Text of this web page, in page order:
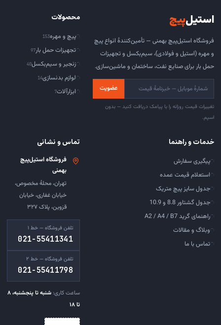
استیل‌پیچ
فروشگاه استیل‌پیچ بهمنی — تأمین‌کنندهٔ انواع پیچ
و مهره (استیل و فولادی)، سیم‌بکسل و تجهیزات
حمل بار برای صنایع نفت، ساختمان و ماشین‌سازی.
عضویت
تغییرات قیمت روزانه را با پیامک دریافت کنید — بدون
اسپم.
محصولات
پیچ و مهره153
تجهیزات حمل بار97
زنجیر و سیم‌بکسل40
لوازم بدنسازی14
ابزارآلات7
خدمات و راهنما
پیگیری سفارش
استعلام قیمت عمده
جدول سایز پیچ متریک
جدول گشتاور 8.8 و 10.9
راهنمای گرید A2 / A4 / B7
وبلاگ و مقالات
تماس با ما
تماس و نشانی
فروشگاه استیل‌پیچ
بهمنی
تهران، محلهٔ مخصوص،
خیابان غفاری، خیابان
قزوین، پلاک ۳۲۷
تلفن فروشگاه — خط ۱
021-55411341
تلفن فروشگاه — خط ۲
021-55411798
ساعت کاری:
شنبه تا پنجشنبه، ۸
تا ۱۸